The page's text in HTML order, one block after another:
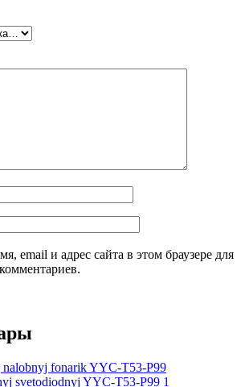
email и адрес сайта в этом браузере для